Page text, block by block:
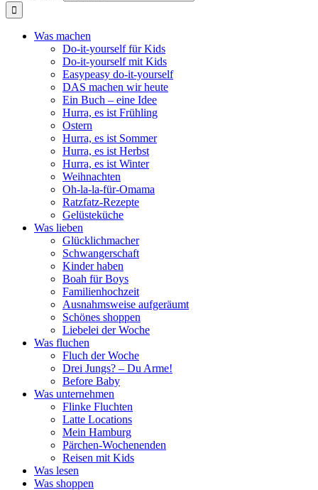
Was machen
Do-it-yourself für Kids
Do-it-yourself mit Kids
Easypeasy do-it-yourself
DAS machen wir heute
Ein Buch – eine Idee
Hurra, es ist Frühling
Ostern
Hurra, es ist Sommer
Hurra, es ist Herbst
Hurra, es ist Winter
Weihnachten
Oh-la-la-für-Omama
Ratzfatz-Rezepte
Gelüsteküche
Was lieben
Glücklichmacher
Schwangerschaft
Kinder haben
Boah für Boys
Familienhochzeit
Ausnahmsweise aufgeräumt
Schönes shoppen
Liebelei der Woche
Was fluchen
Fluch der Woche
Drei Jungs? – Du Arme!
Before Baby
Was unternehmen
Flinke Fluchten
Latte Locations
Mein Hamburg
Pärchen-Wochenenden
Reisen mit Kids
Was lesen
Was shoppen